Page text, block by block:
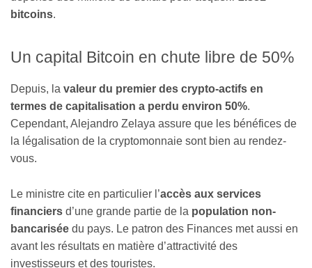
bitcoins.
Un capital Bitcoin en chute libre de 50%
Depuis, la valeur du premier des crypto-actifs en
termes de capitalisation a perdu environ 50%.
Cependant, Alejandro Zelaya assure que les bénéfices de
la légalisation de la cryptomonnaie sont bien au rendez-
vous.
Le ministre cite en particulier l’accès aux services
financiers d’une grande partie de la population non-
bancarisée du pays. Le patron des Finances met aussi en
avant les résultats en matière d’attractivité des
investisseurs et des touristes.